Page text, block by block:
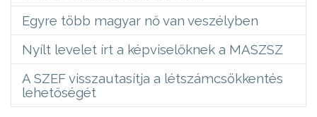
Egyre több magyar nő van veszélyben
Nyílt levelet írt a képviselőknek a MASZSZ
A SZEF visszautasítja a létszámcsökkentés
lehetőségét